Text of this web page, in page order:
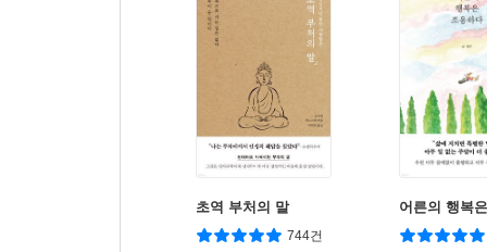
초역 부처의 말
744건
어른의 행복